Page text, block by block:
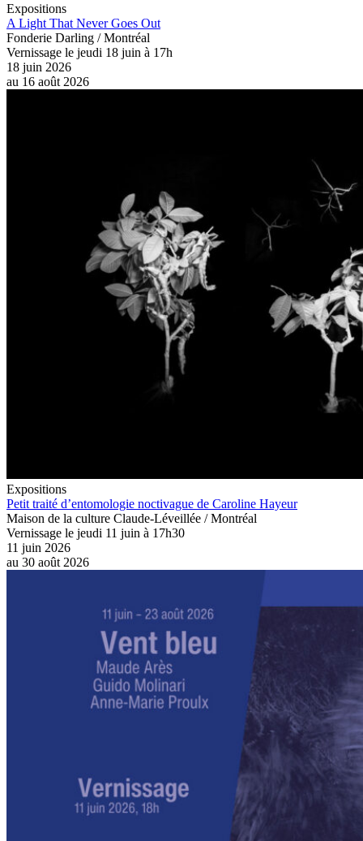
Expositions
A Light That Never Goes Out
Fonderie Darling / Montréal
Vernissage le jeudi 18 juin à 17h
18 juin 2026
au 16 août 2026
Expositions
Petit traité d’entomologie noctivague de Caroline Hayeur
Maison de la culture Claude-Léveillée / Montréal
Vernissage le jeudi 11 juin à 17h30
11 juin 2026
au 30 août 2026